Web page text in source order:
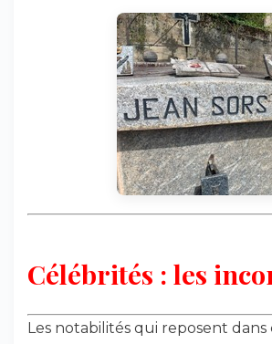
Célébrités : les
Les notabilités qui reposent